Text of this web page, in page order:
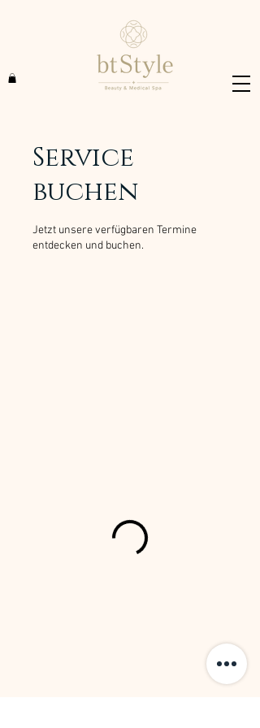
Service
buchen
Jetzt unsere verfügbaren Termine
entdecken und buchen.